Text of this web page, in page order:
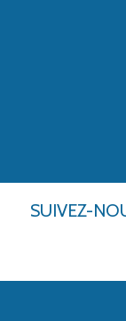
SUIVEZ-